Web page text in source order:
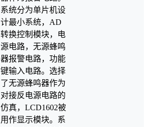
系统分为单片机设
计最小系统，AD
转换控制模块，电
源电路，无源蜂鸣
器报警电路，功能
键输入电路。选择
了无源蜂鸣器作为
对接反电源电路的
仿真，LCD1602被
用作显示模块。系